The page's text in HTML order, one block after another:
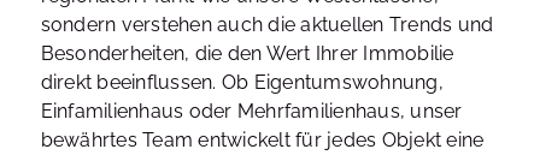
sondern verstehen auch die aktuellen Trends und
Besonderheiten, die den Wert Ihrer Immobilie
direkt beeinflussen. Ob Eigentumswohnung,
Einfamilienhaus oder Mehrfamilienhaus, unser
bewährtes Team entwickelt für jedes Objekt eine